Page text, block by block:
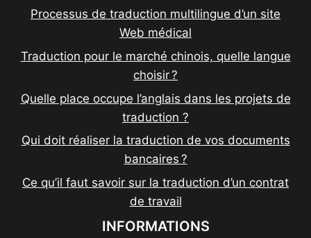
Processus de traduction multilingue d’un site
Web médical
Traduction pour le marché chinois, quelle langue
choisir ?
Quelle place occupe l’anglais dans les projets de
traduction ?
Qui doit réaliser la traduction de vos documents
bancaires ?
Ce qu’il faut savoir sur la traduction d’un contrat
de travail
INFORMATIONS